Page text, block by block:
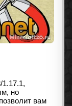
1.17.1,
но
вам